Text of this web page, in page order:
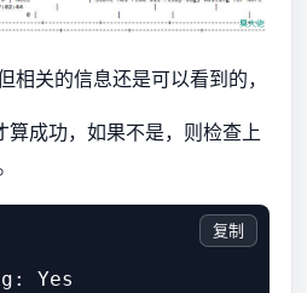
相关的信息还是可以看到的，
算成功，如果不是，则检查上
Yes
复制